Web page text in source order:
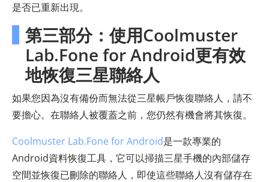
是否已重新出現。
第三部分：使用Coolmuster
Lab.Fone for Android更有效
地恢復三星聯絡人
如果您因為沒有備份而無法從三星帳戶恢復聯絡人，請不
要擔心。在聯絡人被覆蓋之前，您仍然有機會將其恢復。
Coolmuster Lab.Fone for Android是一款專業的
Android資料恢復工具，它可以掃描三星手機的內部儲存
空間並恢復已刪除的聯絡人，即使這些聯絡人沒有儲存在